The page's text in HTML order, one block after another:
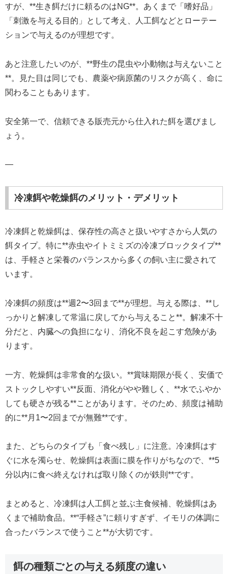
すが、**生き餌だけに頼るのはNG**。あくまで「嗜好品」
「刺激を与える目的」として考え、人工餌などとローテー
ションで与えるのが理想です。
あと注意したいのが、**野生の昆虫や小動物は与えないこと
**。見た目は同じでも、農薬や病原菌のリスクが高く、命に
関わることもあります。
安全第一で、信頼できる販売元から仕入れた餌を選びまし
ょう。
—
冷凍餌や乾燥餌のメリット・デメリット
冷凍餌と乾燥餌は、保存性の高さと扱いやすさから人気の
餌タイプ。特に**赤虫やイトミミズの冷凍ブロックタイプ**
は、手軽さと栄養のバランスから多くの飼い主に愛されて
います。
冷凍餌の頻度は**週2〜3回まで**が理想。与える際は、**し
っかりと解凍して常温に戻してから与えること**。解凍不十
分だと、内臓への負担になり、消化不良を起こす危険があ
ります。
一方、乾燥餌は非常食的な扱い。**賞味期限が長く、安価で
ストックしやすい**反面、消化がやや難しく、**水でふやか
しても硬さが残る**ことがあります。そのため、頻度は補助
的に**月1〜2回までが無難**です。
また、どちらのタイプも「食べ残し」に注意。冷凍餌はす
ぐに水を濁らせ、乾燥餌は表面に膜を作りがちなので、**5
分以内に食べ終えなければ取り除くのが鉄則**です。
まとめると、冷凍餌は人工餌と並ぶ主食候補、乾燥餌はあ
くまで補助食品。**“手軽さ”に頼りすぎず、イモリの体調に
合ったバランスで使うこと**が大切です。
餌の種類ごとの与える頻度の違い